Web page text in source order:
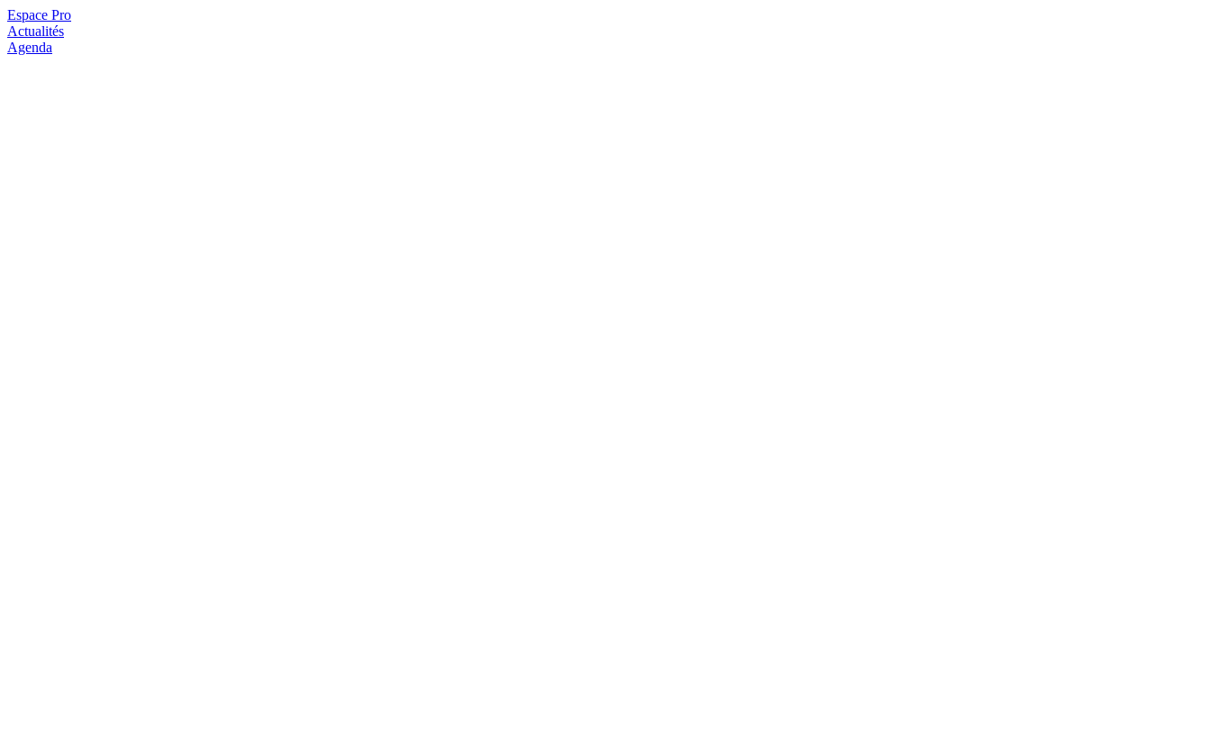
Espace Pro
Actualités
Agenda